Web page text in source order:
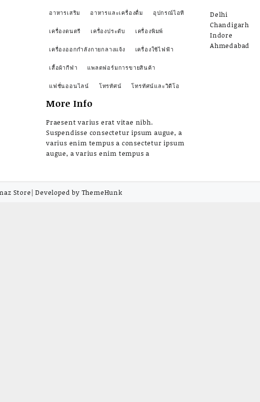
อาหารเสริม อาหารและเครื่องดื่ม อุปกรณ์ไอที
เครื่องดนตรี เครื่องประดับ เครื่องพิมพ์
เครื่องออกกำลังกายกลางแจ้ง เครื่องใช้ไฟฟ้า
เสื้อผ้ากีฬา แพลตฟอร์มการขายสินค้า
แฟชั่นออนไลน์ โทรทัศน์ โทรทัศน์และวิดีโอ
More Info
Praesent varius erat vitae nibh.
Suspendisse consectetur ipsum augue, a
varius enim tempus a consectetur ipsum
augue, a varius enim tempus a
Delhi
Chandigarh
Indore
Ahmedabad
Store| Developed by ThemeHunk